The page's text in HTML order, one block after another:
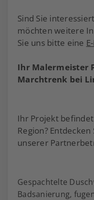
Sind Sie
möchten weitere
Sie uns bitte eine
Ihr Malermeister
Marchtrenk bei
Ihr Projekt
Region? Entdecken
unserer
Gespachtelte
Badsanierung,